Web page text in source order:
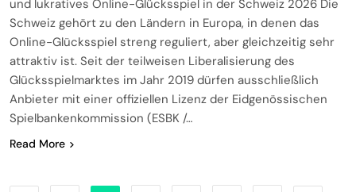
und lukratives Online-Glücksspiel in der Schweiz 2026 Die
Schweiz gehört zu den Ländern in Europa, in denen das
Online-Glücksspiel streng reguliert, aber gleichzeitig sehr
attraktiv ist. Seit der teilweisen Liberalisierung des
Glücksspielmarktes im Jahr 2019 dürfen ausschließlich
Anbieter mit einer offiziellen Lizenz der Eidgenössischen
Spielbankenkommission (ESBK /…
Read More